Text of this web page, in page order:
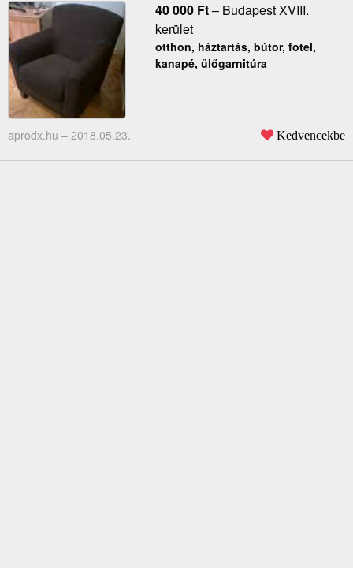
40 000 Ft– Budapest XVIII.
kerület
otthon, háztartás, bútor, fotel,
kanapé, ülőgarnitúra
aprodx.hu – 2018.05.23. Kedvencekbe